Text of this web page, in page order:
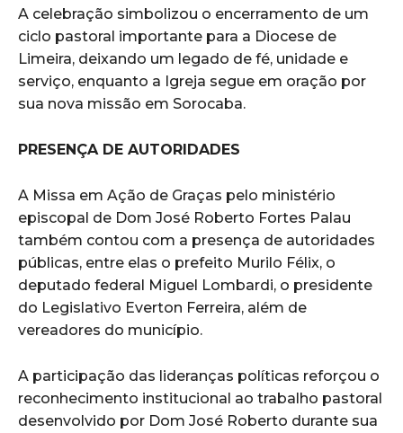
A celebração simbolizou o encerramento de um
ciclo pastoral importante para a Diocese de
Limeira, deixando um legado de fé, unidade e
serviço, enquanto a Igreja segue em oração por
sua nova missão em Sorocaba.
PRESENÇA DE AUTORIDADES
A Missa em Ação de Graças pelo ministério
episcopal de Dom José Roberto Fortes Palau
também contou com a presença de autoridades
públicas, entre elas o prefeito Murilo Félix, o
deputado federal Miguel Lombardi, o presidente
do Legislativo Everton Ferreira, além de
vereadores do município.
A participação das lideranças políticas reforçou o
reconhecimento institucional ao trabalho pastoral
desenvolvido por Dom José Roberto durante sua